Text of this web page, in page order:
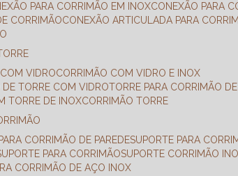
PARA CORRIMÃO EM INOX
CONEXÃO PARA
CORRIMÃO
CONEXÃO ARTICULADA PARA
VIDRO
CORRIMÃO COM VIDRO E INOX
DE TORRE COM VIDRO TORRE PARA CORRIMÃO
TORRE DE INOX
CORRIMÃO TORRE
CORRIMÃO DE PAREDE SUPORTE PARA
SUPORTE PARA CORRIMÃO
SUPORTE CORRIMÃO
CORRIMÃO DE AÇO INOX